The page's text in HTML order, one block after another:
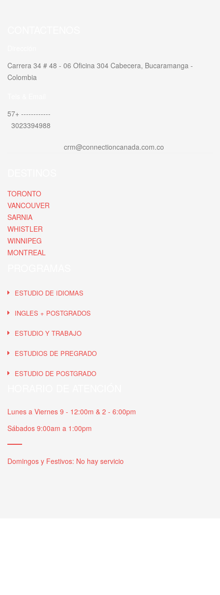
Carrera 34 # 48 - 06 Oficina 304 Cabecera, Bucaramanga -
Colombia
57+ ------------
3023394988
crm@connectioncanada.com.co
TORONTO
VANCOUVER
SARNIA
WHISTLER
WINNIPEG
MONTREAL
ESTUDIO DE IDIOMAS
INGLES + POSTGRADOS
ESTUDIO Y TRABAJO
ESTUDIOS DE PREGRADO
ESTUDIO DE POSTGRADO
Lunes a Viernes 9 - 12:00m & 2 - 6:00pm
Sábados 9:00am a 1:00pm
Domingos y Festivos: No hay servicio